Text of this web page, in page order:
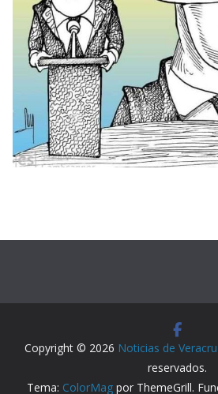
Copyright © 2026 Noticias de
reservados.
Tema: ColorMagpor ThemeGrill.